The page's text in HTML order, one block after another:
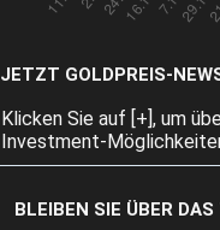
JETZT GOLDPREIS-
Klicken Sie auf [+], um
Investment-
BLEIBEN SIE ÜBER